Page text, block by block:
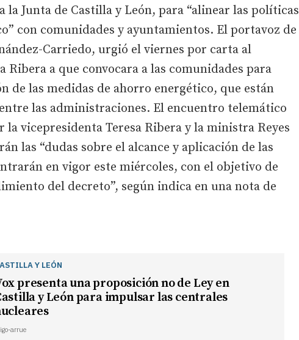
la Junta de Castilla y León, para “alinear las políticas
con comunidades y ayuntamientos. El portavoz de
Carriedo, urgió el viernes por carta al
Ribera a que convocara a las comunidades para
de las medidas de ahorro energético, que están
las administraciones. El encuentro telemático
la vicepresidenta Teresa Ribera y la ministra Reyes
las “dudas sobre el alcance y aplicación de las
en vigor este miércoles, con el objetivo de
del decreto”, según indica en una nota de
Y LEÓN
presenta una proposición no de Ley en
y León para impulsar las centrales
arrue